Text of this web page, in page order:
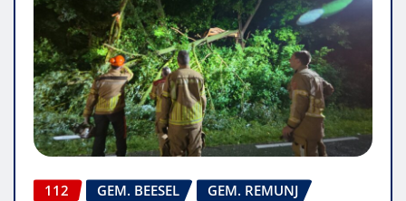
112 GEM. BEESEL
GEM. REMUNJ